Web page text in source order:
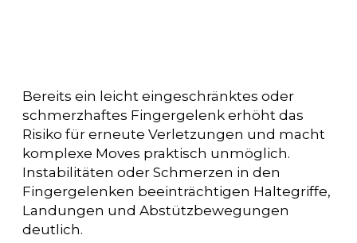
Bereits ein leicht eingeschränktes oder
schmerzhaftes Fingergelenk erhöht das
Risiko für erneute Verletzungen und macht
komplexe Moves praktisch unmöglich.
Instabilitäten oder Schmerzen in den
Fingergelenken beeinträchtigen Haltegriffe,
Landungen und Abstützbewegungen
deutlich.